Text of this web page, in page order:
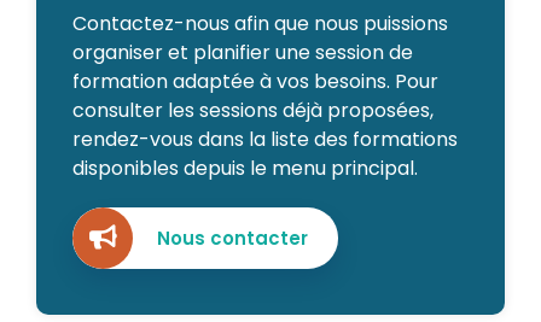
Contactez-nous afin que nous puissions
organiser et planifier une session de
formation adaptée à vos besoins. Pour
consulter les sessions déjà proposées,
rendez-vous dans la liste des formations
disponibles depuis le menu principal.
Nous contacter